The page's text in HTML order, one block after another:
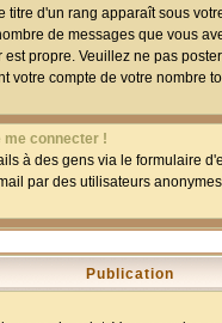
d'un rang apparaît sous
de messages que vous
propre. Veuillez ne pas
votre compte de votre nombre
me connecter !
à des gens via le formulaire
par des utilisateurs
Publication